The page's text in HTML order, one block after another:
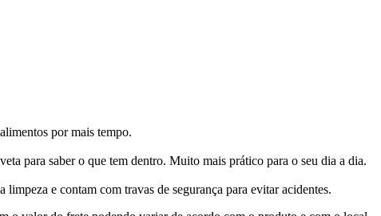
por mais tempo.
para saber o que tem dentro. Muito mais prático para o seu dia a dia.
e contam com travas de segurança para evitar acidentes.